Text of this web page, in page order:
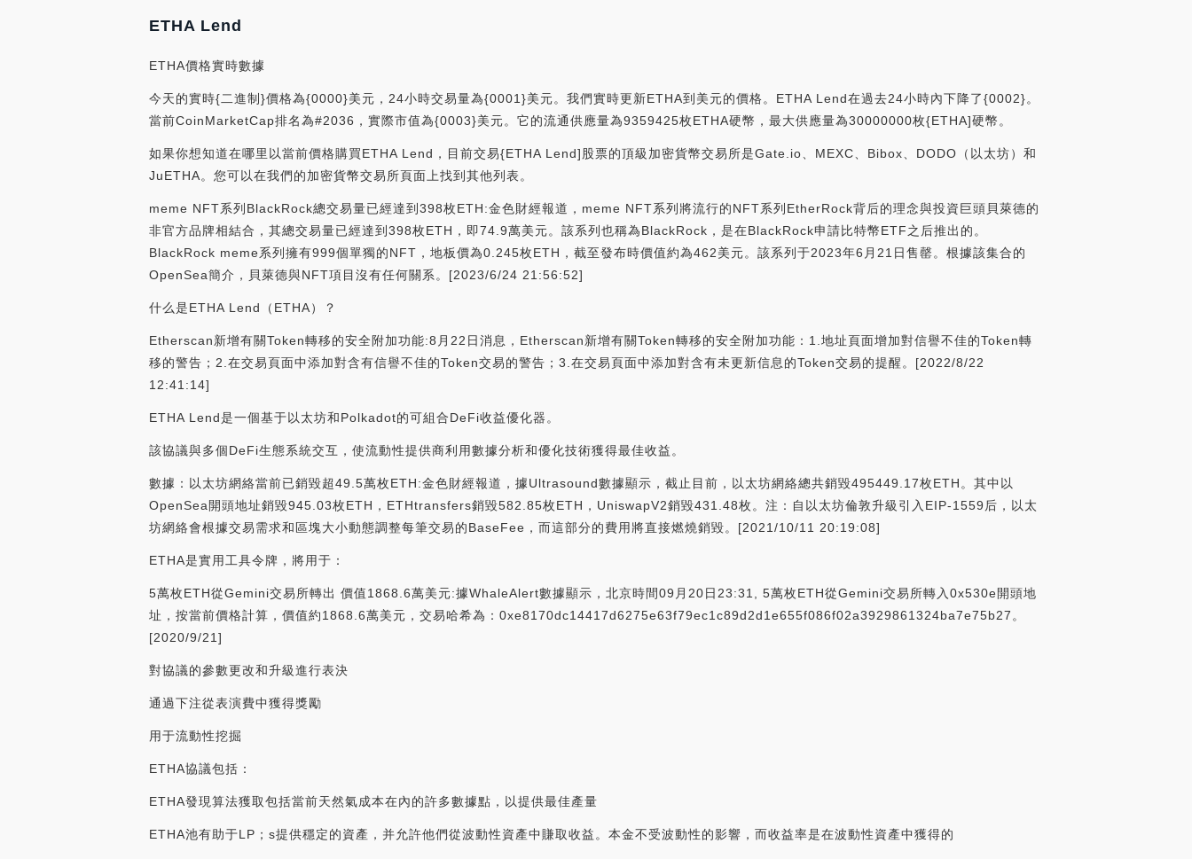
ETHA Lend
ETHA價格實時數據
今天的實時{二進制}價格為{0000}美元，24小時交易量為{0001}美元。我們實時更新ETHA到美元的價格。ETHA Lend在過去24小時內下降了{0002}。
當前CoinMarketCap排名為#2036，實際市值為{0003}美元。它的流通供應量為9359425枚ETHA硬幣，最大供應量為30000000枚{ETHA]硬幣。
如果你想知道在哪里以當前價格購買ETHA Lend，目前交易{ETHA Lend]股票的頂級加密貨幣交易所是Gate.io、MEXC、Bibox、DODO（以太坊）和
JuETHA。您可以在我們的加密貨幣交易所頁面上找到其他列表。
meme NFT系列BlackRock總交易量已經達到398枚ETH:金色財經報道，meme NFT系列將流行的NFT系列EtherRock背后的理念與投資巨頭貝萊德的
非官方品牌相結合，其總交易量已經達到398枚ETH，即74.9萬美元。該系列也稱為BlackRock，是在BlackRock申請比特幣ETF之后推出的。
BlackRock meme系列擁有999個單獨的NFT，地板價為0.245枚ETH，截至發布時價值約為462美元。該系列于2023年6月21日售罄。根據該集合的
OpenSea簡介，貝萊德與NFT項目沒有任何關系。[2023/6/24 21:56:52]
什么是ETHA Lend（ETHA）？
Etherscan新增有關Token轉移的安全附加功能:8月22日消息，Etherscan新增有關Token轉移的安全附加功能：1.地址頁面增加對信譽不佳的Token轉
移的警告；2.在交易頁面中添加對含有信譽不佳的Token交易的警告；3.在交易頁面中添加對含有未更新信息的Token交易的提醒。[2022/8/22
12:41:14]
ETHA Lend是一個基于以太坊和Polkadot的可組合DeFi收益優化器。
該協議與多個DeFi生態系統交互，使流動性提供商利用數據分析和優化技術獲得最佳收益。
數據：以太坊網絡當前已銷毀超49.5萬枚ETH:金色財經報道，據Ultrasound數據顯示，截止目前，以太坊網絡總共銷毀495449.17枚ETH。其中以
OpenSea開頭地址銷毀945.03枚ETH，ETHtransfers銷毀582.85枚ETH，UniswapV2銷毀431.48枚。注：自以太坊倫敦升級引入EIP-1559后，以太
坊網絡會根據交易需求和區塊大小動態調整每筆交易的BaseFee，而這部分的費用將直接燃燒銷毀。[2021/10/11 20:19:08]
ETHA是實用工具令牌，將用于：
5萬枚ETH從Gemini交易所轉出 價值1868.6萬美元:據WhaleAlert數據顯示，北京時間09月20日23:31, 5萬枚ETH從Gemini交易所轉入0x530e開頭地
址，按當前價格計算，價值約1868.6萬美元，交易哈希為：0xe8170dc14417d6275e63f79ec1c89d2d1e655f086f02a3929861324ba7e75b27。
[2020/9/21]
對協議的參數更改和升級進行表決
通過下注從表演費中獲得獎勵
用于流動性挖掘
ETHA協議包括：
ETHA發現算法獲取包括當前天然氣成本在內的許多數據點，以提供最佳產量
ETHA池有助于LP；s提供穩定的資產，并允許他們從波動性資產中賺取收益。本金不受波動性的影響，而收益率是在波動性資產中獲得的